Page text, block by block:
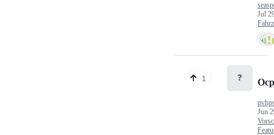
Jul
1 ❓
Jun